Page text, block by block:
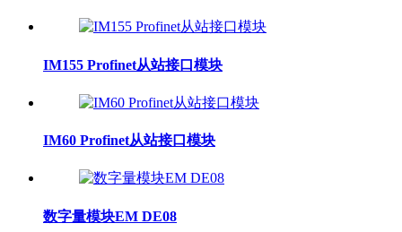
IM155 Profinet从站接口模块
IM60 Profinet从站接口模块
数字量模块EM DE08